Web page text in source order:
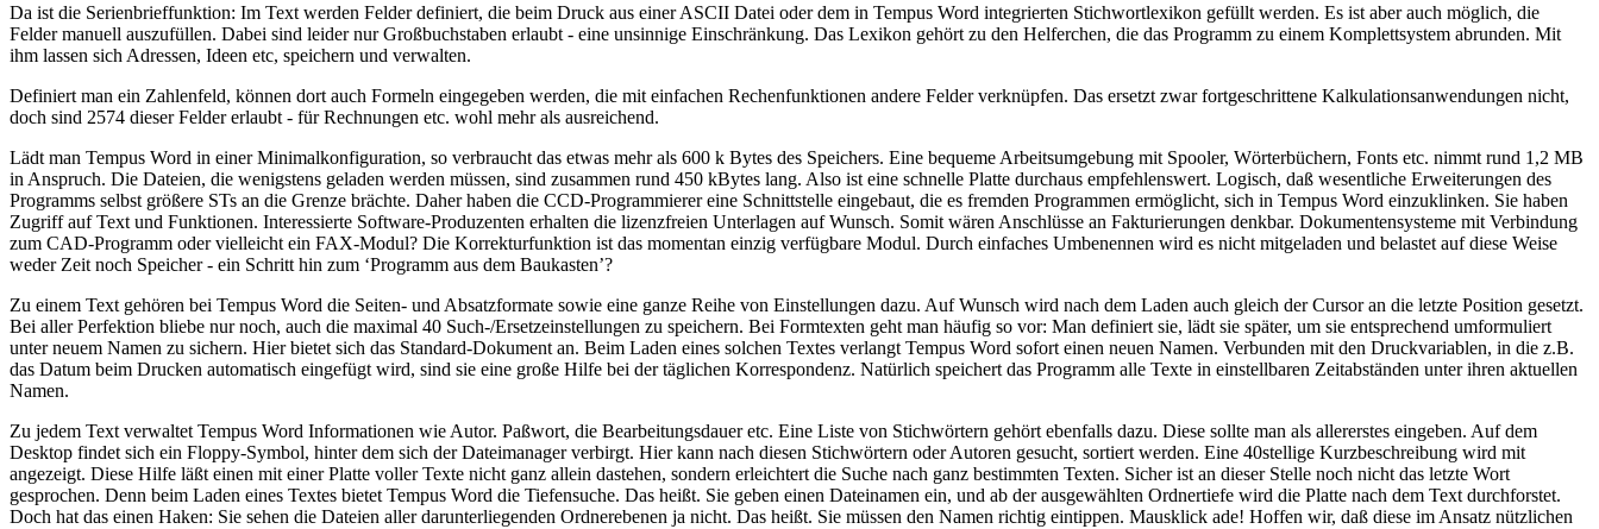
Da ist die Serienbrieffunktion: Im Text werden Felder definiert, die beim Druck aus einer ASCII Datei oder dem in Tempus Word integrierten Stichwortlexikon gefüllt werden. Es ist aber auch möglich, die
Felder manuell auszufüllen. Dabei sind leider nur Großbuchstaben erlaubt - eine unsinnige Einschränkung. Das Lexikon gehört zu den Helferchen, die das Programm zu einem Komplettsystem abrunden. Mit
ihm lassen sich Adressen, Ideen etc, speichern und verwalten.
Definiert man ein Zahlenfeld, können dort auch Formeln eingegeben werden, die mit einfachen Rechenfunktionen andere Felder verknüpfen. Das ersetzt zwar fortgeschrittene Kalkulationsanwendungen nicht,
doch sind 2574 dieser Felder erlaubt - für Rechnungen etc. wohl mehr als ausreichend.
Lädt man Tempus Word in einer Minimalkonfiguration, so verbraucht das etwas mehr als 600 k Bytes des Speichers. Eine bequeme Arbeitsumgebung mit Spooler, Wörterbüchern, Fonts etc. nimmt rund 1,2 MB
in Anspruch. Die Dateien, die wenigstens geladen werden müssen, sind zusammen rund 450 kBytes lang. Also ist eine schnelle Platte durchaus empfehlenswert. Logisch, daß wesentliche Erweiterungen des
Programms selbst größere STs an die Grenze brächte. Daher haben die CCD-Programmierer eine Schnittstelle eingebaut, die es fremden Programmen ermöglicht, sich in Tempus Word einzuklinken. Sie haben
Zugriff auf Text und Funktionen. Interessierte Software-Produzenten erhalten die lizenzfreien Unterlagen auf Wunsch. Somit wären Anschlüsse an Fakturierungen denkbar. Dokumentensysteme mit Verbindung
zum CAD-Programm oder vielleicht ein FAX-Modul? Die Korrekturfunktion ist das momentan einzig verfügbare Modul. Durch einfaches Umbenennen wird es nicht mitgeladen und belastet auf diese Weise
weder Zeit noch Speicher - ein Schritt hin zum ‘Programm aus dem Baukasten’?
Zu einem Text gehören bei Tempus Word die Seiten- und Absatzformate sowie eine ganze Reihe von Einstellungen dazu. Auf Wunsch wird nach dem Laden auch gleich der Cursor an die letzte Position gesetzt.
Bei aller Perfektion bliebe nur noch, auch die maximal 40 Such-/Ersetzeinstellungen zu speichern. Bei Formtexten geht man häufig so vor: Man definiert sie, lädt sie später, um sie entsprechend umformuliert
unter neuem Namen zu sichern. Hier bietet sich das Standard-Dokument an. Beim Laden eines solchen Textes verlangt Tempus Word sofort einen neuen Namen. Verbunden mit den Druckvariablen, in die z.B.
das Datum beim Drucken automatisch eingefügt wird, sind sie eine große Hilfe bei der täglichen Korrespondenz. Natürlich speichert das Programm alle Texte in einstellbaren Zeitabständen unter ihren aktuellen
Namen.
Zu jedem Text verwaltet Tempus Word Informationen wie Autor. Paßwort, die Bearbeitungsdauer etc. Eine Liste von Stichwörtern gehört ebenfalls dazu. Diese sollte man als allererstes eingeben. Auf dem
Desktop findet sich ein Floppy-Symbol, hinter dem sich der Dateimanager verbirgt. Hier kann nach diesen Stichwörtern oder Autoren gesucht, sortiert werden. Eine 40stellige Kurzbeschreibung wird mit
angezeigt. Diese Hilfe läßt einen mit einer Platte voller Texte nicht ganz allein dastehen, sondern erleichtert die Suche nach ganz bestimmten Texten. Sicher ist an dieser Stelle noch nicht das letzte Wort
gesprochen. Denn beim Laden eines Textes bietet Tempus Word die Tiefensuche. Das heißt. Sie geben einen Dateinamen ein, und ab der ausgewählten Ordnertiefe wird die Platte nach dem Text durchforstet.
Doch hat das einen Haken: Sie sehen die Dateien aller darunterliegenden Ordnerebenen ja nicht. Das heißt. Sie müssen den Namen richtig eintippen. Mausklick ade! Hoffen wir, daß diese im Ansatz nützlichen